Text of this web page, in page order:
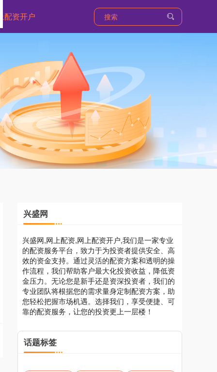
配资开户
兴盛网
兴盛网,网上配资,网上配资开户,我们是一家专业
的配资服务平台，致力于为投资者提供安全、高
效的资金支持。通过灵活的配资方案和透明的操
作流程，我们帮助客户最大化投资收益，降低资
金压力。无论您是新手还是资深投资者，我们的
专业团队将根据您的需求量身定制配资方案，助
您轻松把握市场机遇。选择我们，享受便捷、可
靠的配资服务，让您的投资更上一层楼！
话题标签